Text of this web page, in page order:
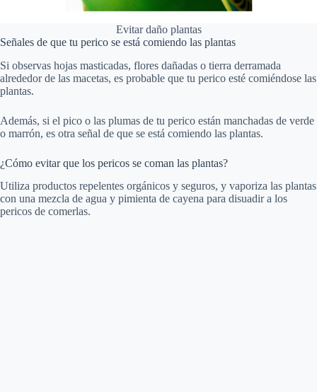
Evitar daño plantas
Señales de que tu perico se está comiendo las plantas
Si observas hojas masticadas, flores dañadas o tierra derramada
alrededor de las macetas, es probable que tu perico esté comiéndose las
plantas.
Además, si el pico o las plumas de tu perico están manchadas de verde
o marrón, es otra señal de que se está comiendo las plantas.
¿Cómo evitar que los pericos se coman las plantas?
Utiliza productos repelentes orgánicos y seguros, y vaporiza las plantas
con una mezcla de agua y pimienta de cayena para disuadir a los
pericos de comerlas.